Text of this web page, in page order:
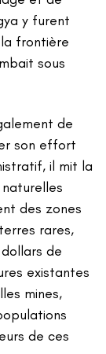
y furent
frontière
sous
de
son effort
il mit la
des zones
rares,
de
existantes
mines,
de ces